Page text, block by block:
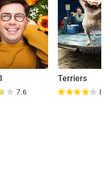
7.6
Terriers
8.3